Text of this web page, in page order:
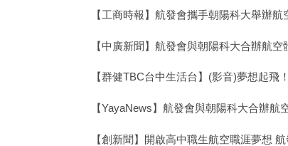
【工商時報】航發會攜手朝陽科大舉辦
【中廣新聞】航發會與朝陽科大合辦航
【群健TBC台中生活台】(影音)夢想起飛
【YayaNews】航發會與朝陽科大合辦
【創新聞】開啟高中職生航空職涯夢想